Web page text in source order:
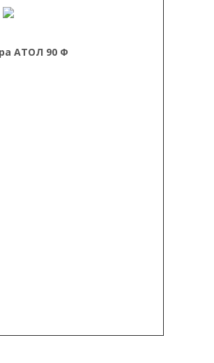
АТОЛ 90 Ф